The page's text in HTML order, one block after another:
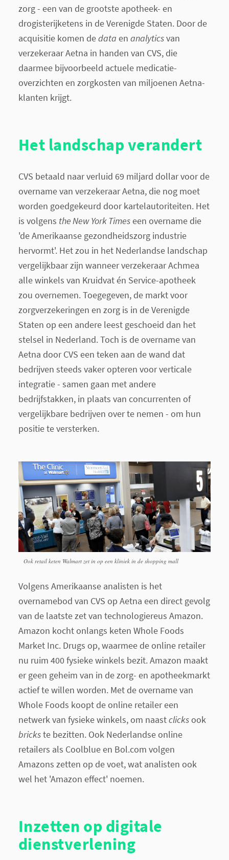
zorg - een van de grootste apotheek- en
drogisterijketens in de Verenigde Staten. Door de
acquisitie komen dedata en analyticsvan
verzekeraar Aetna in handen van CVS, die
daarmee bijvoorbeeld actuele medicatie-
overzichten en zorgkosten van miljoenen Aetna-
klanten krijgt.
Het landschap verandert
CVS betaald naar verluid 69 miljard dollar voor de
overname van verzekeraar Aetna, die nog moet
worden goedgekeurd door kartelautoriteiten. Het
is volgens the New York Timeseen overname die
'de Amerikaanse gezondheidszorg industrie
hervormt'. Het zou in het Nederlandse landschap
vergelijkbaar zijn wanneer verzekeraar Achmea
alle winkels van Kruidvat én Service-apotheek
zou overnemen. Toegegeven, de markt voor
zorgverzekeringen en zorg is in de Verenigde
Staten op een andere leest geschoeid dan het
stelsel in Nederland. Toch is de overname van
Aetna door CVS een teken aan de wand dat
bedrijven steeds vaker opteren voor verticale
integratie - samen gaan met andere
bedrijfstakken, in plaats van concurrenten of
vergelijkbare bedrijven over te nemen - om hun
positie te versterken.
Ook retail keten Walmart zet in op een kliniek in de shopping mall
Volgens Amerikaanse analisten is het
overnamebod van CVS op Aetna een direct gevolg
van de laatste zet van technologiereus Amazon.
Amazon kocht onlangs keten Whole Foods
Market Inc. Drugs op, waarmee de online retailer
nu ruim 400 fysieke winkels bezit. Amazon maakt
er geen geheim van in de zorg- en apotheekmarkt
actief te willen worden. Met de overname van
Whole Foods koopt de online retailer een
netwerk van fysieke winkels, om naastclicksook
brickste bezitten. Ook Nederlandse online
retailers als Coolblue en Bol.com volgen
Amazons zetten op de voet, wat analisten ook
wel het 'Amazon effect' noemen.
Inzetten op digitale
dienstverlening